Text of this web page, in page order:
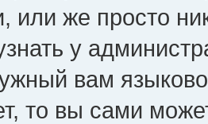
или же просто
у
вам
то вы сами